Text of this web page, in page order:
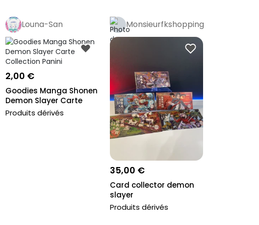
Louna-San
2,00 €
Goodies Manga Shonen
Demon Slayer Carte
Collection...
Produits dérivés
Monsieurfkshopping
35,00 €
Card collector demon
slayer
Produits dérivés